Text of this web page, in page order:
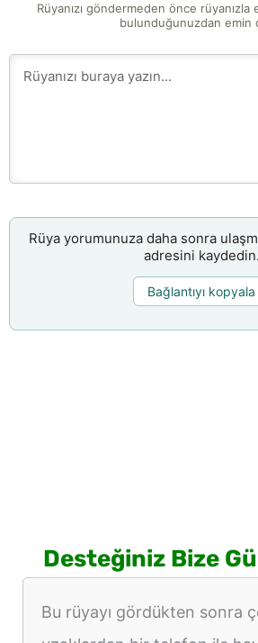
Rüyanızı göndermeden önce
bulunduğunuzdan emin
Rüya yorumunuza daha sonra
adresini kaydedin.
Bağlantıyı kopyala
Desteğiniz Bize
Bu rüyayı gördükten sonra